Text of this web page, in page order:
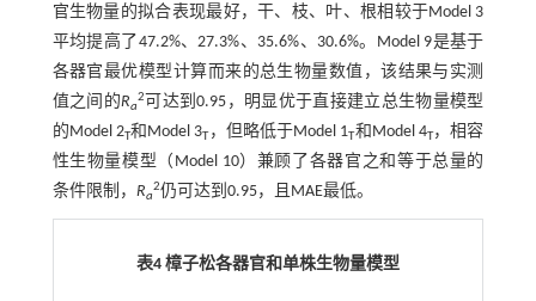
官生物量的拟合表现最好，干、枝、叶、根相较于Model 3
平均提高了47.2%、27.3%、35.6%、30.6%。Model 9是基于
各器官最优模型计算而来的总生物量数值，该结果与实测
值之间的Ra
2 可达到0.95，明显优于直接建立总生物量模型
的Model 2T和Model 3T，但略低于Model 1T和Model 4T，相容
性生物量模型（Model 10）兼顾了各器官之和等于总量的
条件限制， Ra
2仍可达到0.95，且MAE最低。
表4 樟子松各器官和单株生物量模型